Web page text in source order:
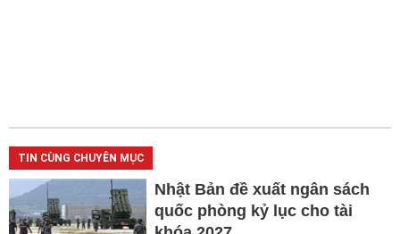
TIN CÙNG CHUYÊN MỤC
Nhật Bản đề xuất ngân sách
quốc phòng kỷ lục cho tài